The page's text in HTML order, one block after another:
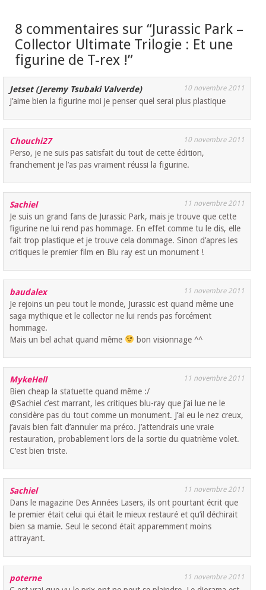
8 commentaires sur “Jurassic Park –
Collector Ultimate Trilogie : Et une
figurine de T-rex !”
Jetset (Jeremy Tsubaki Valverde) 10 novembre 2011
J’aime bien la figurine moi je penser quel serai plus plastique
Chouchi27 10 novembre 2011
Perso, je ne suis pas satisfait du tout de cette édition,
franchement je l’as pas vraiment réussi la figurine.
Sachiel 11 novembre 2011
Je suis un grand fans de Jurassic Park, mais je trouve que cette
figurine ne lui rend pas hommage. En effet comme tu le dis, elle
fait trop plastique et je trouve cela dommage. Sinon d’apres les
critiques le premier film en Blu ray est un monument !
baudalex 11 novembre 2011
Je rejoins un peu tout le monde, Jurassic est quand même une
saga mythique et le collector ne lui rends pas forcément
hommage.
Mais un bel achat quand même
bon visionnage ^^
MykeHell 11 novembre 2011
Bien cheap la statuette quand même :/
@Sachiel c’est marrant, les critiques blu-ray que j’ai lue ne le
considère pas du tout comme un monument. J’ai eu le nez creux,
j’avais bien fait d’annuler ma préco. J’attendrais une vraie
restauration, probablement lors de la sortie du quatrième volet.
C’est bien triste.
Sachiel 11 novembre 2011
Dans le magazine Des Années Lasers, ils ont pourtant écrit que
le premier était celui qui était le mieux restauré et qu’il déchirait
bien sa mamie. Seul le second était apparemment moins
attrayant.
poterne 11 novembre 2011